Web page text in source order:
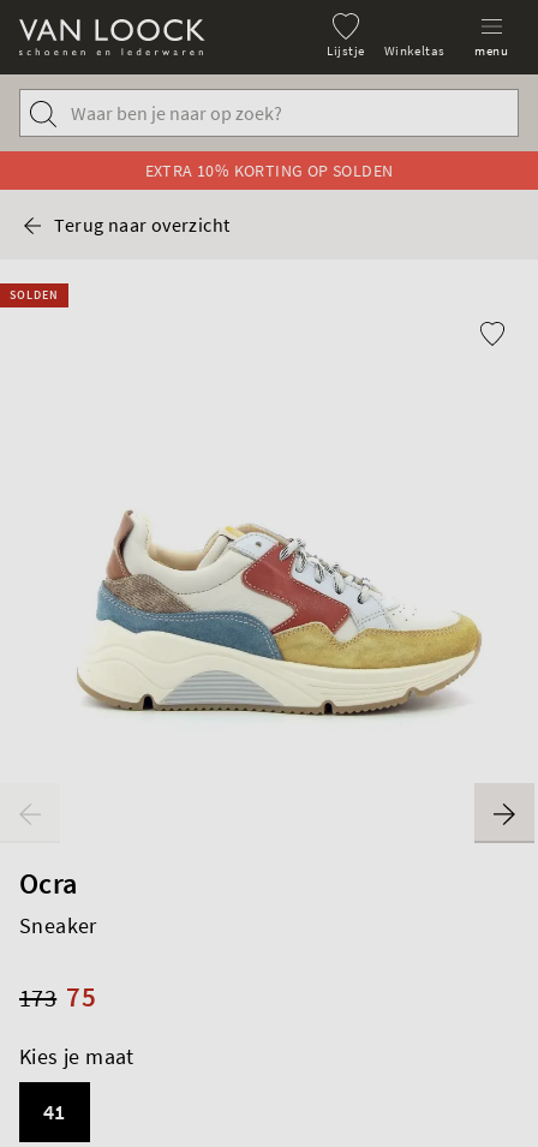
Lijstje Winkeltas menu
EXTRA 10% KORTING OP SOLDEN
Terug naar overzicht
SOLDEN
Ocra
Sneaker
75
173
Kies je maat
41